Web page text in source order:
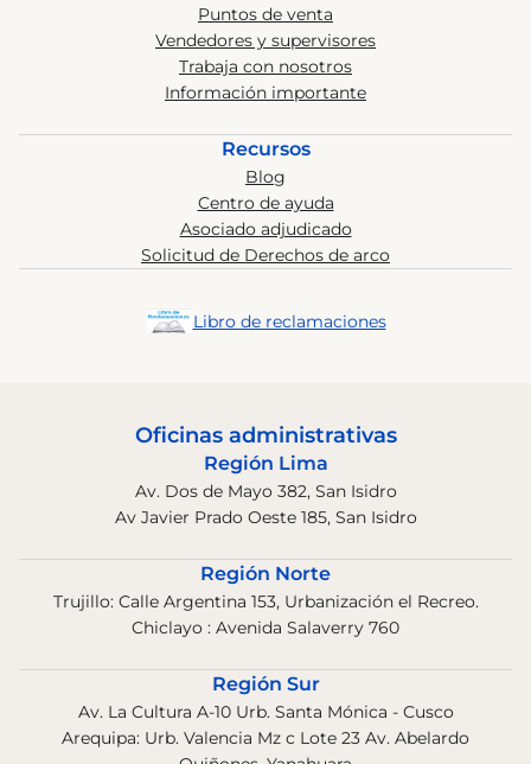
Puntos de venta
Vendedores y supervisores
Trabaja con nosotros
Información importante
Recursos
Blog
Centro de ayuda
Asociado adjudicado
Solicitud de Derechos de arco
Libro de reclamaciones
Oficinas administrativas
Región Lima
Av. Dos de Mayo 382, San Isidro
Av Javier Prado Oeste 185, San Isidro
Región Norte
Trujillo: Calle Argentina 153, Urbanización el Recreo.
Chiclayo : Avenida Salaverry 760
Región Sur
Av. La Cultura A-10 Urb. Santa Mónica - Cusco
Arequipa: Urb. Valencia Mz c Lote 23 Av. Abelardo